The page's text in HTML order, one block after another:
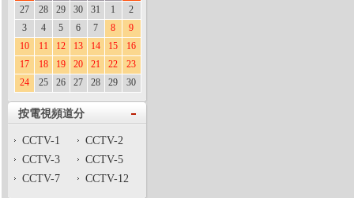
27
28 29 30 31 1
2
3
4 5 6 7 8
9
10
11 12 13 14 15
16
17
18 19 20 21 22
23
24
25 26 27 28 29 30
按電視頻道分
CCTV-1
CCTV-2
CCTV-3
CCTV-5
CCTV-7
CCTV-12